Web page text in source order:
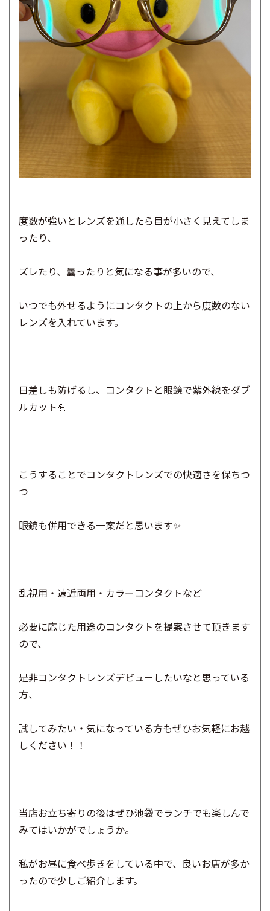
度数が強いとレンズを通したら目が小さく見えてしま
ったり、
ズレたり、曇ったりと気になる事が多いので、
いつでも外せるようにコンタクトの上から度数のない
レンズを入れています。
日差しも防げるし、コンタクトと眼鏡で紫外線をダブ
ルカット💪
こうすることでコンタクトレンズでの快適さを保ちつ
つ
眼鏡も併用できる一案だと思います✨
乱視用・遠近両用・カラーコンタクトなど
必要に応じた用途のコンタクトを提案させて頂きます
ので、
是非コンタクトレンズデビューしたいなと思っている
方、
試してみたい・気になっている方もぜひお気軽にお越
しください！！
当店お立ち寄りの後はぜひ池袋でランチでも楽しんで
みてはいかがでしょうか。
私がお昼に食べ歩きをしている中で、良いお店が多か
ったので少しご紹介します。